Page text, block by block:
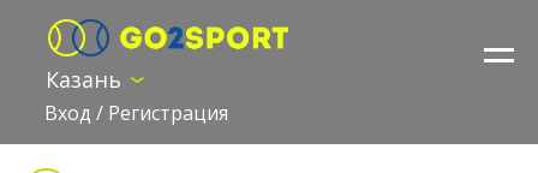
Казань
Вход / Регистрация